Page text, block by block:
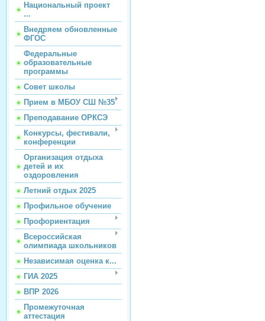
Национальный проект
...
Внедряем обновленные
ФГОС
Федеральные
образовательные
программы
Совет школы
Прием в МБОУ СШ №35
Преподавание ОРКСЭ
Конкурсы, фестивали,
конференции
Организация отдыха
детей и их
оздоровления
Летний отдых 2025
Профильное обучение
Профориентация
Всероссийская
олимпиада школьников
Независимая оценка к...
ГИА 2025
ВПР 2026
Промежуточная
аттестация